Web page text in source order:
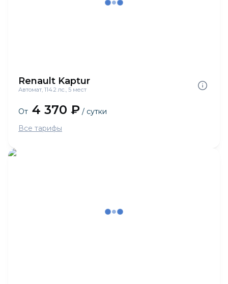
Renault Kaptur
Автомат, 114.2 лс., 5 мест
От 4 370 ₽ / сутки
Все тарифы